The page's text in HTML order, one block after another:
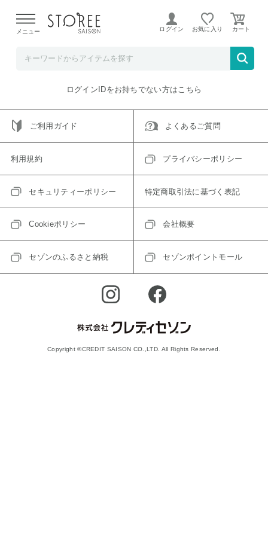
よる配送遅延が発生しております。
メニュー ログイン お気に入り
ご指定のアイテムは取り扱い終了、またはただいま取り扱い
トップへ戻る
ログインIDをお持ちでない方はこちら
ご利用ガイド よくあるご質問
利用規約 プライバシーポリシー
セキュリティーポリシー 特定商取引法に基づく表記
Cookieポリシー 会社概要
セゾンのふるさと納税 セゾンポイントモール
Copyright ©CREDIT SAISON CO.,LTD. All Rights Reserved.